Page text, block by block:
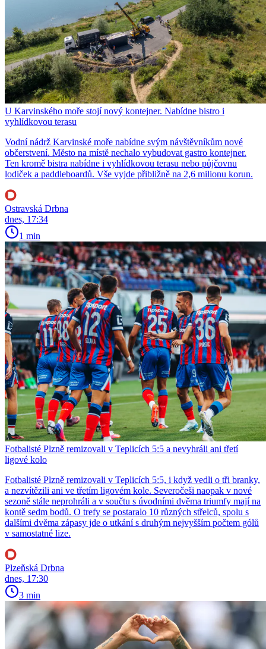
U Karvinského moře stojí nový kontejner. Nabídne bistro i
vyhlídkovou terasu
Vodní nádrž Karvinské moře nabídne svým návštěvníkům nové
občerstvení. Město na místě nechalo vybudovat gastro kontejner.
Ten kromě bistra nabídne i vyhlídkovou terasu nebo půjčovnu
lodiček a paddleboardů. Vše vyjde přibližně na 2,6 milionu korun.
Ostravská Drbna
dnes, 17:34
1 min
Fotbalisté Plzně remizovali v Teplicích 5:5 a nevyhráli ani třetí
ligové kolo
Fotbalisté Plzně remizovali v Teplicích 5:5, i když vedli o tři branky,
a nezvítězili ani ve třetím ligovém kole. Severočeši naopak v nové
sezoně stále neprohráli a v součtu s úvodními dvěma triumfy mají na
kontě sedm bodů. O trefy se postaralo 10 různých střelců, spolu s
dalšími dvěma zápasy jde o utkání s druhým nejvyšším počtem gólů
v samostatné lize.
Plzeňská Drbna
dnes, 17:30
3 min